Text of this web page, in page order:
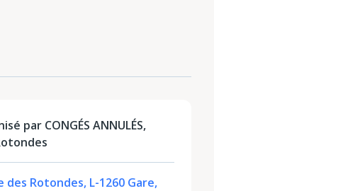
par CONGÉS ANNULÉS,
des Rotondes, L-1260 Gare,